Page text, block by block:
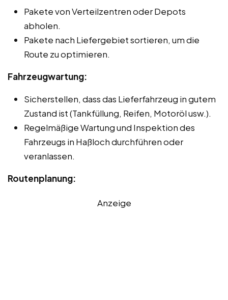
Pakete von Verteilzentren oder Depots
abholen.
Pakete nach Liefergebiet sortieren, um die
Route zu optimieren.
Fahrzeugwartung:
Sicherstellen, dass das Lieferfahrzeug in gutem
Zustand ist (Tankfüllung, Reifen, Motoröl usw.).
Regelmäßige Wartung und Inspektion des
Fahrzeugs in Haßloch durchführen oder
veranlassen.
Routenplanung:
Anzeige